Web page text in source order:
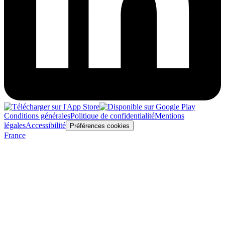
Conditions généralesPolitique de confidentialitéMentions
légalesAccessibilité Préférences cookies
France